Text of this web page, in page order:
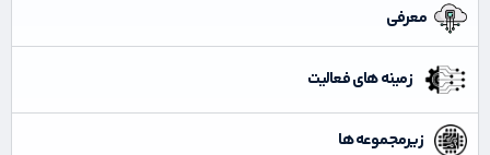
معرفی
زمینه های فعالیت
زیرمجموعه ها